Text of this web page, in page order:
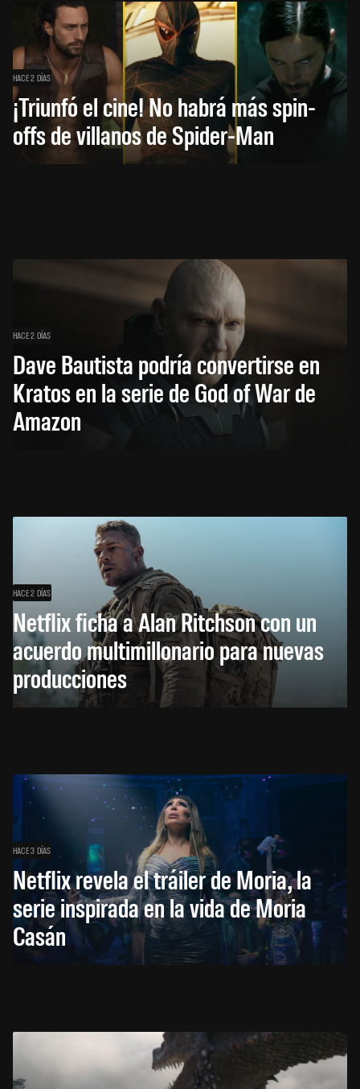
HACE 2 DÍAS
¡Triunfó el cine! No habrá más spin-
offs de villanos de Spider-Man
HACE 2 DÍAS
Dave Bautista podría convertirse en
Kratos en la serie de God of War de
Amazon
HACE 2 DÍAS
Netflix ficha a Alan Ritchson con un
acuerdo multimillonario para nuevas
producciones
HACE 3 DÍAS
Netflix revela el tráiler de Moria, la
serie inspirada en la vida de Moria
Casán